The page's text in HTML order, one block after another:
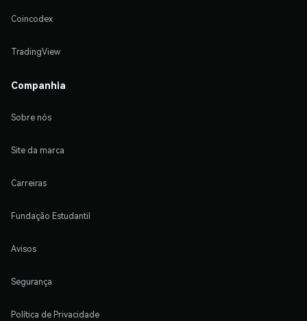
Coincodex
TradingView
Companhia
Sobre nós
Site da marca
Carreiras
Fundação Estudantil
Avisos
Segurança
Política de Privacidade